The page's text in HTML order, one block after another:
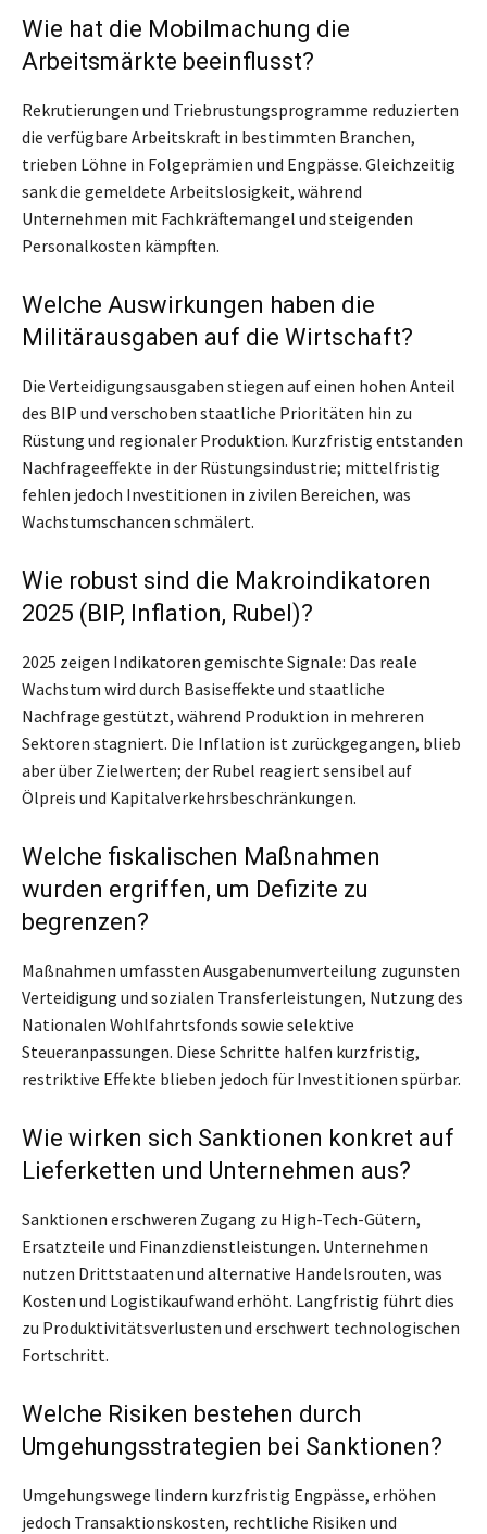
Wie hat die Mobilmachung die
Arbeitsmärkte beeinflusst?
Rekrutierungen und Triebrustungsprogramme reduzierten
die verfügbare Arbeitskraft in bestimmten Branchen,
trieben Löhne in Folgeprämien und Engpässe. Gleichzeitig
sank die gemeldete Arbeitslosigkeit, während
Unternehmen mit Fachkräftemangel und steigenden
Personalkosten kämpften.
Welche Auswirkungen haben die
Militärausgaben auf die Wirtschaft?
Die Verteidigungsausgaben stiegen auf einen hohen Anteil
des BIP und verschoben staatliche Prioritäten hin zu
Rüstung und regionaler Produktion. Kurzfristig entstanden
Nachfrageeffekte in der Rüstungsindustrie; mittelfristig
fehlen jedoch Investitionen in zivilen Bereichen, was
Wachstumschancen schmälert.
Wie robust sind die Makroindikatoren
2025 (BIP, Inflation, Rubel)?
2025 zeigen Indikatoren gemischte Signale: Das reale
Wachstum wird durch Basis­effekte und staatliche
Nachfrage gestützt, während Produktion in mehreren
Sektoren stagniert. Die Inflation ist zurückgegangen, blieb
aber über Zielwerten; der Rubel reagiert sensibel auf
Ölpreis und Kapitalverkehrsbeschränkungen.
Welche fiskalischen Maßnahmen
wurden ergriffen, um Defizite zu
begrenzen?
Maßnahmen umfassten Ausgabenumverteilung zugunsten
Verteidigung und sozialen Transferleistungen, Nutzung des
Nationalen Wohlfahrtsfonds sowie selektive
Steueranpassungen. Diese Schritte halfen kurzfristig,
restriktive Effekte blieben jedoch für Investitionen spürbar.
Wie wirken sich Sanktionen konkret auf
Lieferketten und Unternehmen aus?
Sanktionen erschweren Zugang zu High-Tech-Gütern,
Ersatzteile und Finanzdienstleistungen. Unternehmen
nutzen Drittstaaten und alternative Handelsrouten, was
Kosten und Logistikaufwand erhöht. Langfristig führt dies
zu Produktivitätsverlusten und erschwert technologischen
Fortschritt.
Welche Risiken bestehen durch
Umgehungsstrategien bei Sanktionen?
Umgehungswege lindern kurzfristig Engpässe, erhöhen
jedoch Transaktionskosten, rechtliche Risiken und